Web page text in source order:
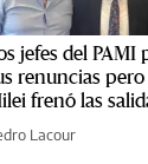
jefes del PAMI
renuncias
frenó las
Lacour